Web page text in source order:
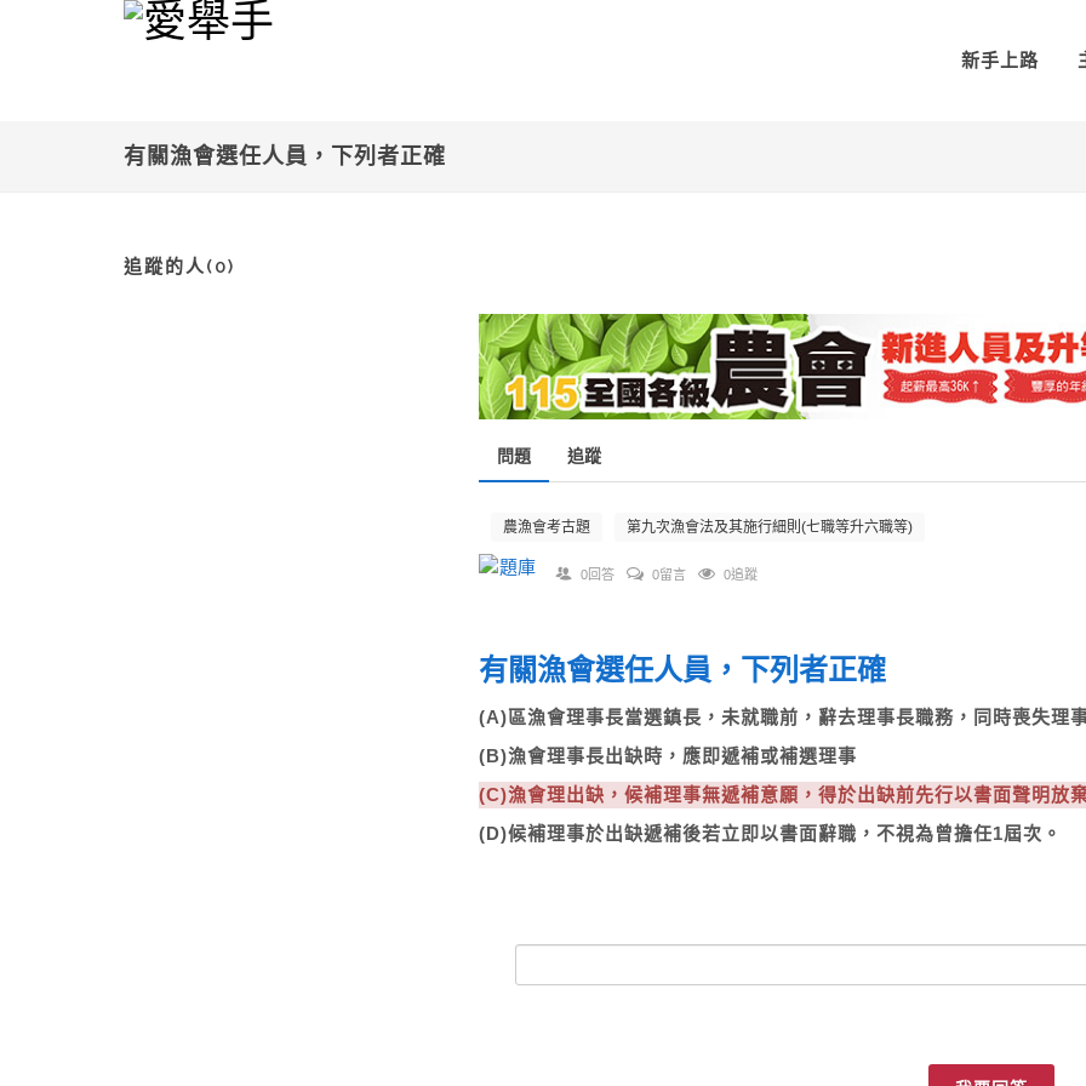
新手上路
有關漁會選任人員，下列者正確
追蹤的人(0)
問題 追蹤
農漁會考古題 第九次漁會法及其施行細則(七職等升六職等)
0回答 0留言 0追蹤
有關漁會選任人員，下列者正確
(A)區漁會理事長當選鎮長，未就職前，辭去理事長職務，同時喪失理
(B)漁會理事長出缺時，應即遞補或補選理事
(C)漁會理出缺，候補理事無遞補意願，得於出缺前先行以書面聲明放
(D)候補理事於出缺遞補後若立即以書面辭職，不視為曾擔任1屆次。